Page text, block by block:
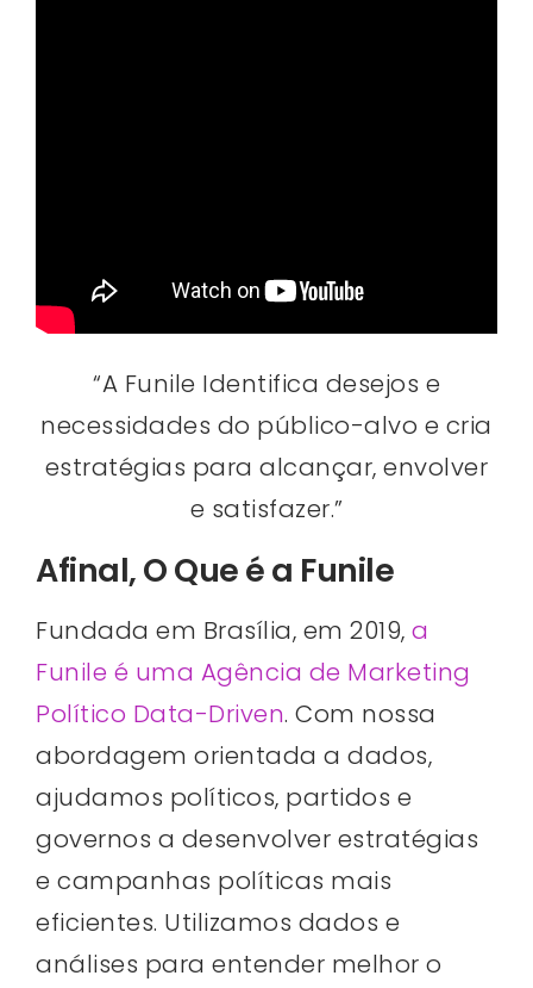
“A Funile Identifica desejos e
necessidades do público-alvo e cria
estratégias para alcançar, envolver
e satisfazer.”
Afinal, O Que é a Funile
Fundada em Brasília, em 2019, a
Funile é uma Agência de Marketing
Político Data-Driven. Com nossa
abordagem orientada a dados,
ajudamos políticos, partidos e
governos a desenvolver estratégias
e campanhas políticas mais
eficientes. Utilizamos dados e
análises para entender melhor o